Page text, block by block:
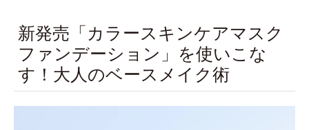
新発売「カラースキンケアマスク
ファンデーション」を使いこな
す！大人のベースメイク術